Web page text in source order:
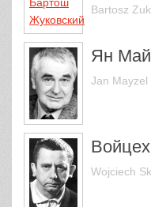
Bartosz
Ян
Jan Mayzel
Wojciech